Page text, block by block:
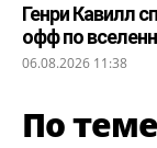
Генри Кавилл
офф по
06.08.2026 11:38
По теме